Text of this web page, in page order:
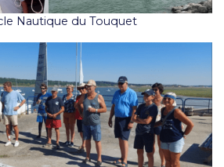
Nautique du Touquet